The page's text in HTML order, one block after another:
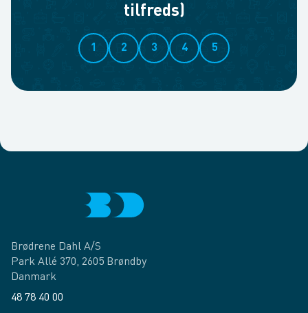
tilfreds)
1 2 3 4 5
Brødrene Dahl A/S
Park Allé 370, 2605 Brøndby
Danmark
48 78 40 00